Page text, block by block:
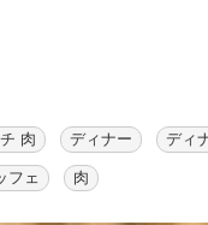
肉 ディナー ディ
フェ 肉